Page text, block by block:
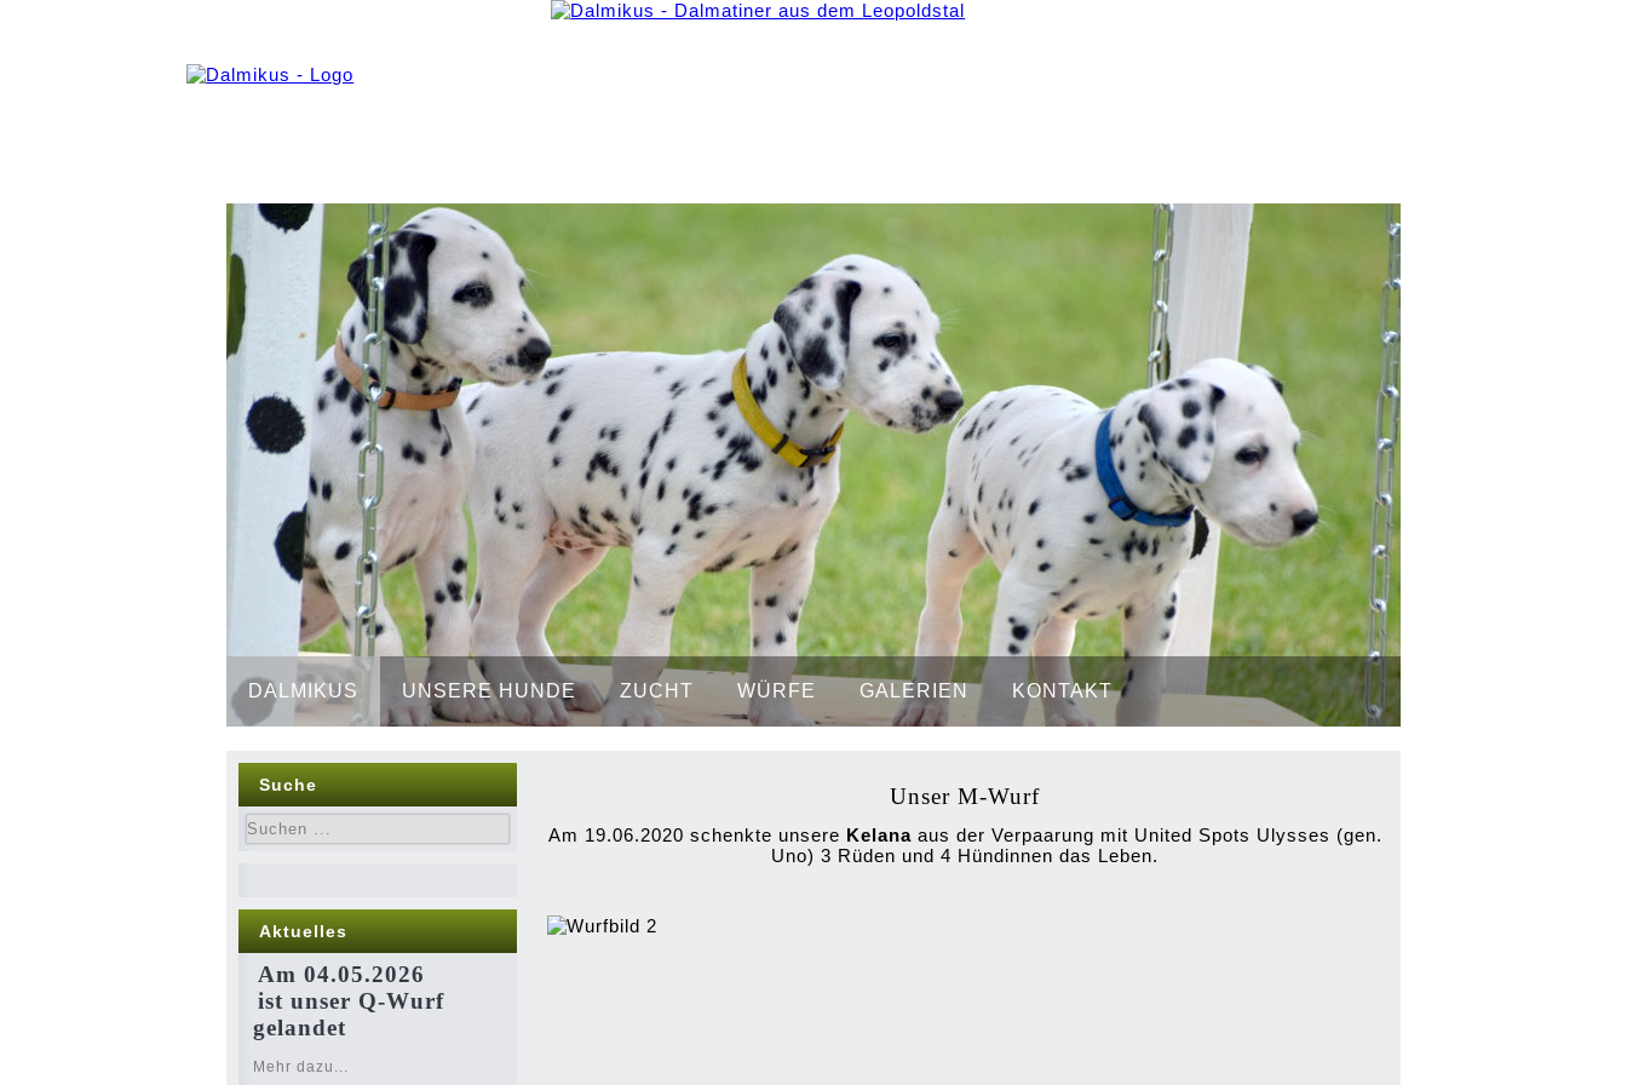
DALMIKUS UNSERE HUNDE ZUCHT WÜRFE GALERIEN KONTAKT
Suche
Aktuelles
Am 04.05.2026
ist unser Q-Wurf
gelandet
Mehr dazu...
Unser M-Wurf
Am 19.06.2020 schenkte unsere Kelanaaus der Verpaarung mit United Spots Ulysses (gen.
Uno) 3 Rüden und 4 Hündinnen das Leben.